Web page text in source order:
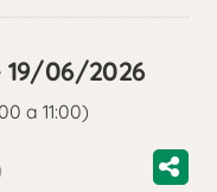
19/06/2026
a 11:00)